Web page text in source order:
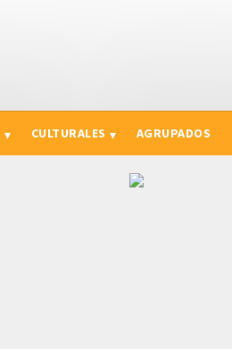
CULTURALES AGRUPADOS